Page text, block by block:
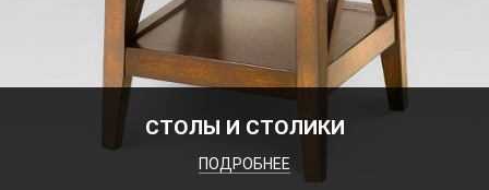
СТОЛЫ И СТОЛИКИ
ПОДРОБНЕЕ